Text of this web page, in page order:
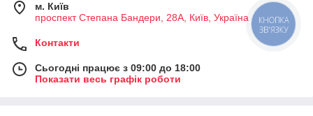
м. Київ
проспект Степана Бандери, 28А, Київ, Україна
Контакти
Сьогодні працює з 09:00 до 18:00
Показати весь графік роботи
КНОПКА
ЗВ'ЯЗКУ